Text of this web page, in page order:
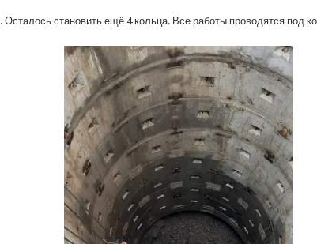
становить ещё 4 кольца. Все работы проводятся под